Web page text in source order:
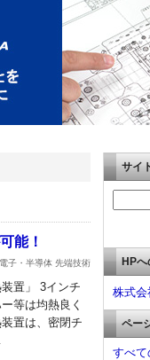
能！
子・半導体 先端技術
置」 3インチ
等は均熱良く
置は、密閉チ
サイ
HP
株式会
ペー
すべて